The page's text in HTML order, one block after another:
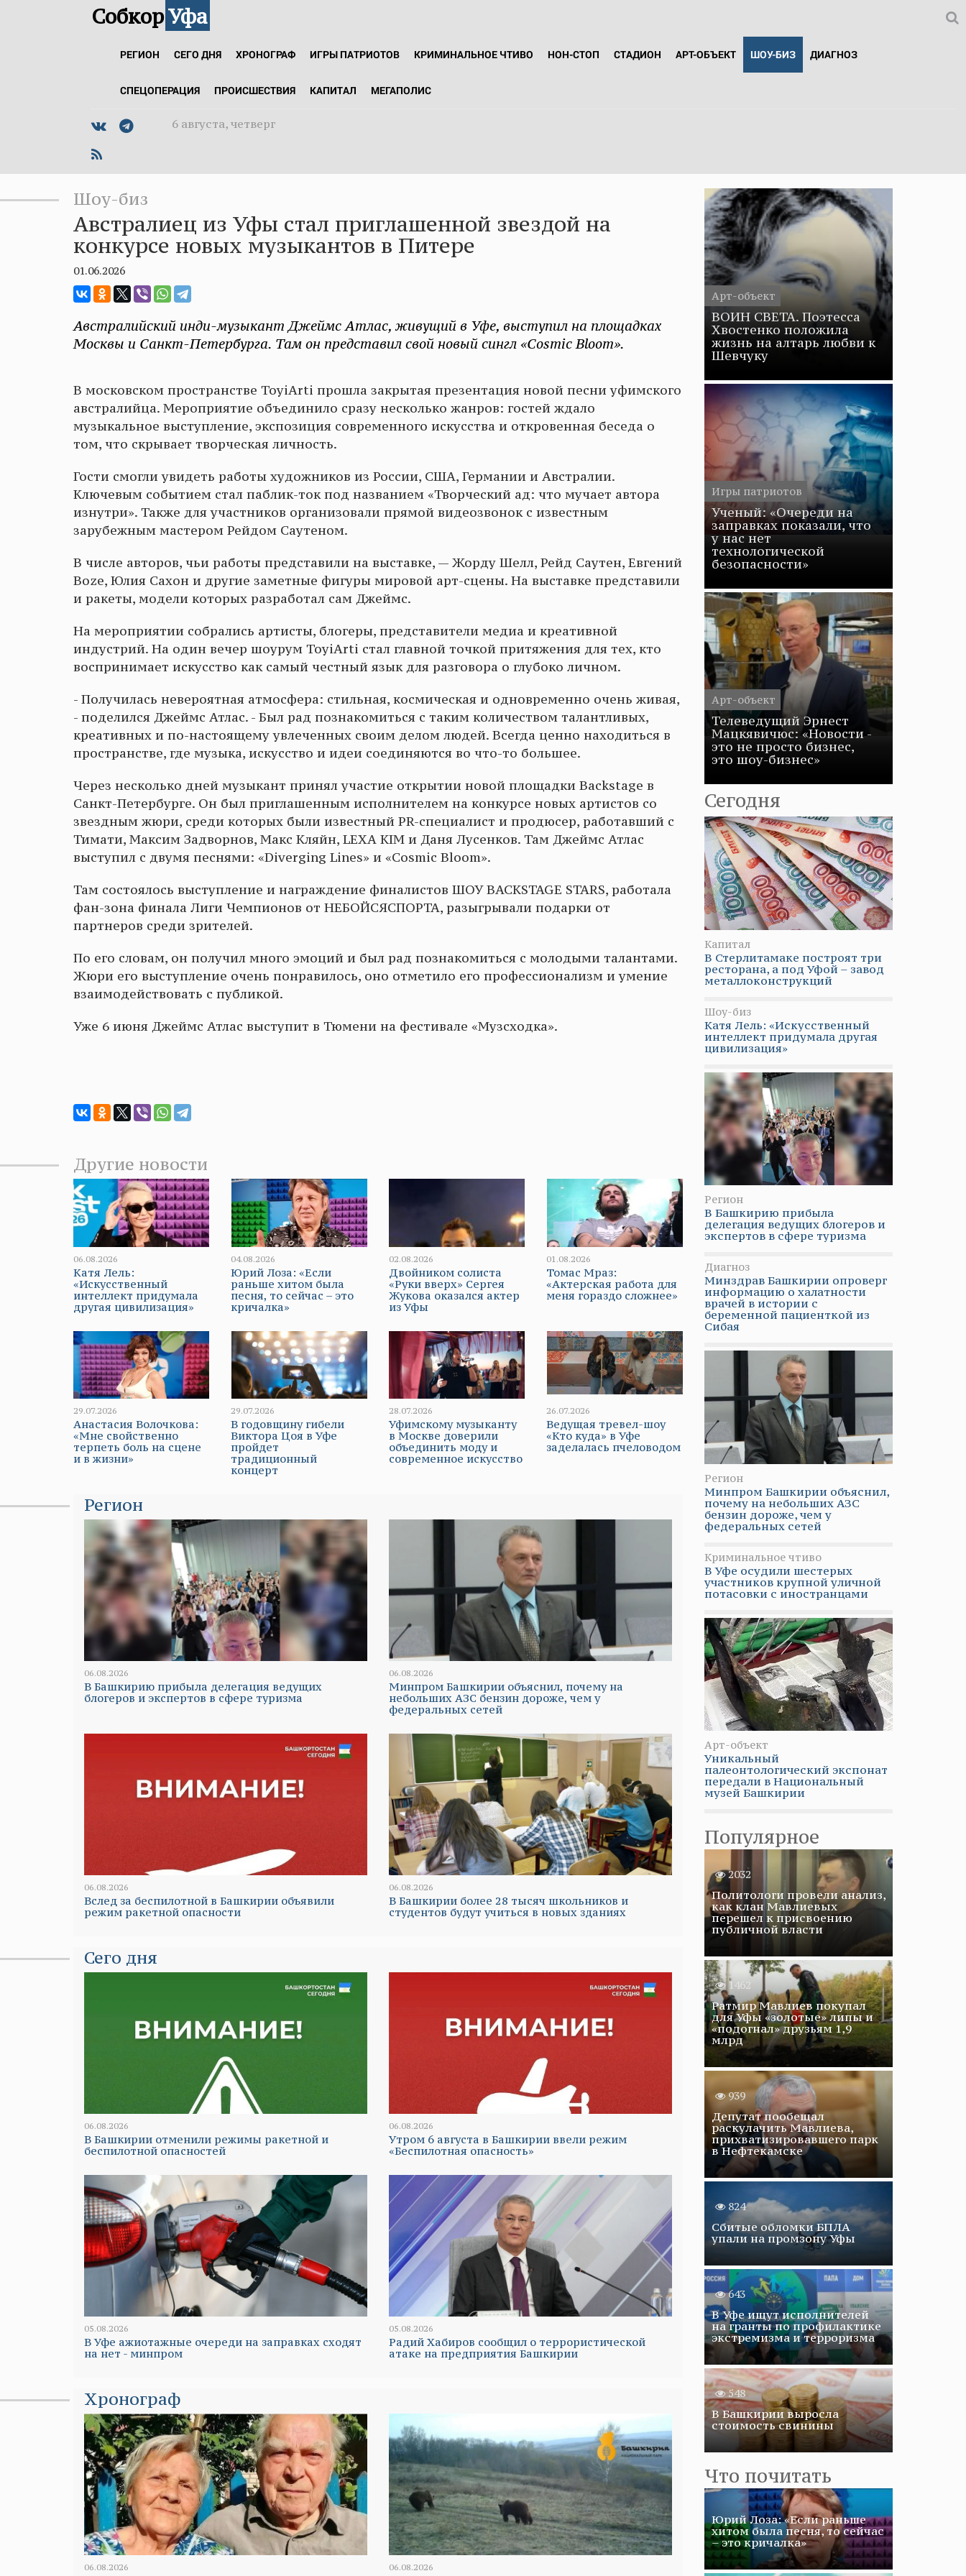
СобкорУфа
РЕГИОН СЕГО ДНЯ ХРОНОГРАФ ИГРЫ ПАТРИОТОВ КРИМИНАЛЬНОЕ ЧТИВО НОН-СТОП СТАДИОН АРТ-ОБЪЕКТ ШОУ-БИЗ ДИАГНОЗ
СПЕЦОПЕРАЦИЯ ПРОИСШЕСТВИЯ КАПИТАЛ МЕГАПОЛИС
6 августа, четверг
Шоу-биз
Австралиец из Уфы стал приглашенной звездой на
конкурсе новых музыкантов в Питере
01.06.2026
Австралийский инди-музыкант Джеймс Атлас, живущий в Уфе, выступил на площадках
Москвы и Санкт-Петербурга. Там он представил свой новый сингл «Cosmic Bloom».
В московском пространстве ToyiArti прошла закрытая презентация новой песни уфимского
австралийца. Мероприятие объединило сразу несколько жанров: гостей ждало
музыкальное выступление, экспозиция современного искусства и откровенная беседа о
том, что скрывает творческая личность.
Гости смогли увидеть работы художников из России, США, Германии и Австралии.
Ключевым событием стал паблик-ток под названием «Творческий ад: что мучает автора
изнутри». Также для участников организовали прямой видеозвонок с известным
зарубежным мастером Рейдом Саутеном.
В числе авторов, чьи работы представили на выставке, — Жорду Шелл, Рейд Саутен, Евгений
Boze, Юлия Сахон и другие заметные фигуры мировой арт-сцены. На выставке представили
и ракеты, модели которых разработал сам Джеймс.
На мероприятии собрались артисты, блогеры, представители медиа и креативной
индустрий. На один вечер шоурум ToyiArti стал главной точкой притяжения для тех, кто
воспринимает искусство как самый честный язык для разговора о глубоко личном.
- Получилась невероятная атмосфера: стильная, космическая и одновременно очень живая,
- поделился Джеймс Атлас. - Был рад познакомиться с таким количеством талантливых,
креативных и по-настоящему увлеченных своим делом людей. Всегда ценно находиться в
пространстве, где музыка, искусство и идеи соединяются во что-то большее.
Через несколько дней музыкант принял участие открытии новой площадки Backstage в
Санкт-Петербурге. Он был приглашенным исполнителем на конкурсе новых артистов со
звездным жюри, среди которых были известный PR-специалист и продюсер, работавший с
Тимати, Максим Задворнов, Макс Кляйн, LEXA KIM и Даня Лусенков. Там Джеймс Атлас
выступил с двумя песнями: «Diverging Lines» и «Cosmic Bloom».
Там состоялось выступление и награждение финалистов ШОУ BACKSTAGE STARS, работала
фан-зона финала Лиги Чемпионов от НЕБОЙСЯСПОРТА, разыгрывали подарки от
партнеров среди зрителей.
По его словам, он получил много эмоций и был рад познакомиться с молодыми талантами.
Жюри его выступление очень понравилось, оно отметило его профессионализм и умение
взаимодействовать с публикой.
Уже 6 июня Джеймс Атлас выступит в Тюмени на фестивале «Музсходка».
Другие новости
06.08.2026
Катя Лель:
«Искусственный
интеллект придумала
другая цивилизация»
04.08.2026
Юрий Лоза: «Если
раньше хитом была
песня, то сейчас – это
кричалка»
02.08.2026
Двойником солиста
«Руки вверх» Сергея
Жукова оказался актер
из Уфы
01.08.2026
Томас Мраз:
«Актерская работа для
меня гораздо сложнее»
29.07.2026
Анастасия Волочкова:
«Мне свойственно
терпеть боль на сцене
и в жизни»
29.07.2026
В годовщину гибели
Виктора Цоя в Уфе
пройдет
традиционный
концерт
28.07.2026
Уфимскому музыканту
в Москве доверили
объединить моду и
современное искусство
26.07.2026
Ведущая тревел-шоу
«Кто куда» в Уфе
заделалась пчеловодом
Регион
06.08.2026
В Башкирию прибыла делегация ведущих
блогеров и экспертов в сфере туризма
06.08.2026
Минпром Башкирии объяснил, почему на
небольших АЗС бензин дороже, чем у
федеральных сетей
06.08.2026
Вслед за беспилотной в Башкирии объявили
режим ракетной опасности
06.08.2026
В Башкирии более 28 тысяч школьников и
студентов будут учиться в новых зданиях
Сего дня
06.08.2026
В Башкирии отменили режимы ракетной и
беспилотной опасностей
06.08.2026
Утром 6 августа в Башкирии ввели режим
«Беспилотная опасность»
05.08.2026
В Уфе ажиотажные очереди на заправках сходят
на нет - минпром
05.08.2026
Радий Хабиров сообщил о террористической
атаке на предприятия Башкирии
Хронограф
06.08.2026 06.08.2026
Арт-объект
ВОИН СВЕТА. Поэтесса
Хвостенко положила
жизнь на алтарь любви к
Шевчуку
Игры патриотов
Ученый: «Очереди на
заправках показали, что
у нас нет
технологической
безопасности»
Арт-объект
Телеведущий Эрнест
Мацкявичюс: «Новости -
это не просто бизнес,
это шоу-бизнес»
Сегодня
Капитал
В Стерлитамаке построят три
ресторана, а под Уфой – завод
металлоконструкций
Шоу-биз
Катя Лель: «Искусственный
интеллект придумала другая
цивилизация»
Регион
В Башкирию прибыла
делегация ведущих блогеров и
экспертов в сфере туризма
Диагноз
Минздрав Башкирии опроверг
информацию о халатности
врачей в истории с
беременной пациенткой из
Сибая
Регион
Минпром Башкирии объяснил,
почему на небольших АЗС
бензин дороже, чем у
федеральных сетей
Криминальное чтиво
В Уфе осудили шестерых
участников крупной уличной
потасовки с иностранцами
Арт-объект
Уникальный
палеонтологический экспонат
передали в Национальный
музей Башкирии
Популярное
2032
Политологи провели анализ,
как клан Мавлиевых
перешел к присвоению
публичной власти
1462
Ратмир Мавлиев покупал
для Уфы «золотые» липы и
«подогнал» друзьям 1,9
млрд
939
Депутат пообещал
раскулачить Мавлиева,
прихватизировавшего парк
в Нефтекамске
824
Сбитые обломки БПЛА
упали на промзону Уфы
643
В Уфе ищут исполнителей
на гранты по профилактике
экстремизма и терроризма
548
В Башкирии выросла
стоимость свинины
Что почитать
Юрий Лоза: «Если раньше
хитом была песня, то сейчас
– это кричалка»